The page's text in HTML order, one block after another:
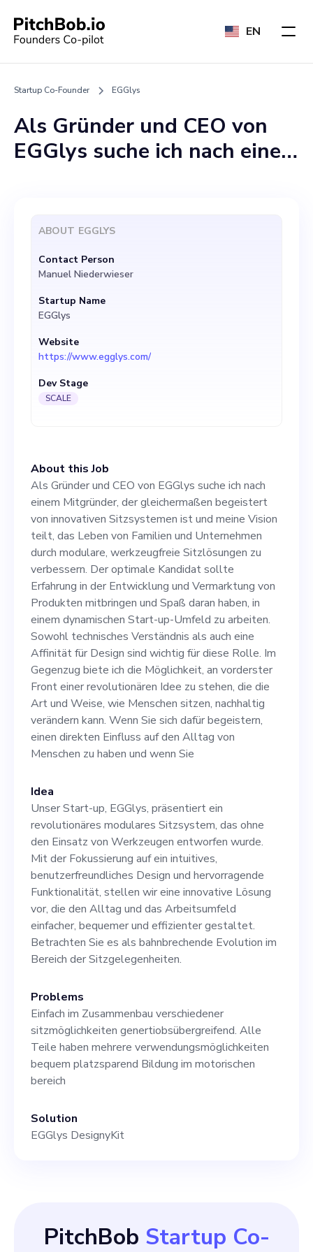
EN
Startup Co-Founder EGGlys
Als Gründer und CEO von
EGGlys suche ich nach einem
von innovativen
Sitzsystemen ist und meine
Vision teilt, das Leben von
Familien und Unternehmen
durch modulare,
werkzeugfreie Sitzlösungen
zu verbessern. Der optimale
Kandidat sollte Erfahrung in
mitbringen und Spaß daran
haben, in einem
dynamischen Start-up-
Umfeld zu arbeiten. Sowohl
technisches Verständnis als
auch eine Affinität für
Design sind wichtig für
diese Rolle. Im Gegenzug
biete ich die Möglichkeit, an
vorderster Front einer
revolutionären Idee zu
stehen, die die Art und
Weise, wie Menschen sitzen,
nachhaltig verändern kann.
Wenn Sie sich dafür
begeistern, einen direkten
Einfluss auf den Alltag von
Menschen zu haben und
wenn Sie
About this Job
Als Gründer und CEO von EGGlys suche ich nach
einem Mitgründer, der gleichermaßen begeistert
von innovativen Sitzsystemen ist und meine Vision
teilt, das Leben von Familien und Unternehmen
durch modulare, werkzeugfreie Sitzlösungen zu
verbessern. Der optimale Kandidat sollte
Erfahrung in der Entwicklung und Vermarktung von
Produkten mitbringen und Spaß daran haben, in
einem dynamischen Start-up-Umfeld zu arbeiten.
Sowohl technisches Verständnis als auch eine
Affinität für Design sind wichtig für diese Rolle. Im
Gegenzug biete ich die Möglichkeit, an vorderster
Front einer revolutionären Idee zu stehen, die die
Art und Weise, wie Menschen sitzen, nachhaltig
verändern kann. Wenn Sie sich dafür begeistern,
einen direkten Einfluss auf den Alltag von
Menschen zu haben und wenn Sie
Idea
Unser Start-up, EGGlys, präsentiert ein
revolutionäres modulares Sitzsystem, das ohne
den Einsatz von Werkzeugen entworfen wurde.
Mit der Fokussierung auf ein intuitives,
benutzerfreundliches Design und hervorragende
Funktionalität, stellen wir eine innovative Lösung
vor, die den Alltag und das Arbeitsumfeld
einfacher, bequemer und effizienter gestaltet.
Betrachten Sie es als bahnbrechende Evolution im
Bereich der Sitzgelegenheiten.
Problems
Einfach im Zusammenbau verschiedener
sitzmöglichkeiten genertiobsübergreifend. Alle
Teile haben mehrere verwendungsmöglichkeiten
bequem platzsparend Bildung im motorischen
bereich
Solution
EGGlys DesignyKit
ABOUT EGGLYS
Contact Person
Manuel Niederwieser
Startup Name
EGGlys
Website
https://www.egglys.com/
Dev Stage
SCALE
PitchBob Startup Co-